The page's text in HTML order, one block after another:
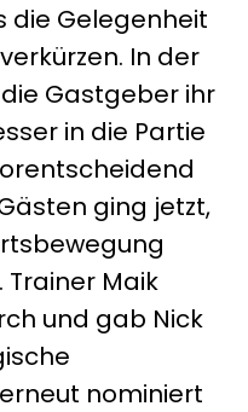
die Gelegenheit
In der
Gastgeber ihr
in die Partie
ging jetzt,
Maik
und gab Nick
nominiert